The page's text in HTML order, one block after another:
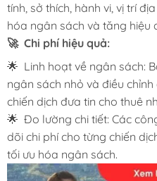
tính, sở thích, hành vi, vị trí
hóa ngân sách và tăng hiệu
🚀 Chi phí hiệu quả:
🌟 Linh hoạt về ngân sách:
ngân sách nhỏ và điều
chiến dịch đưa tin cho thuê
🌟 Đo lường chi tiết: Các
dõi chi phí cho từng chiến
tối ưu hóa ngân sách.